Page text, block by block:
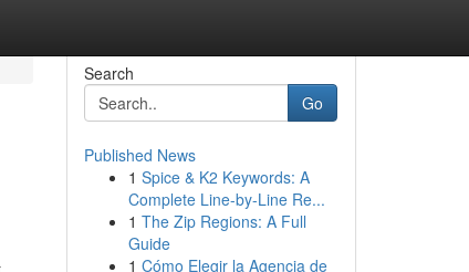
Search
Go
Published News
1 Spice & K2 Keywords: A
Complete Line-by-Line Re...
1 The Zip Regions: A Full
Guide
1 Cómo Elegir la Agencia de